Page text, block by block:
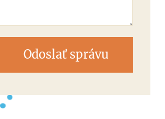
Odoslať správu